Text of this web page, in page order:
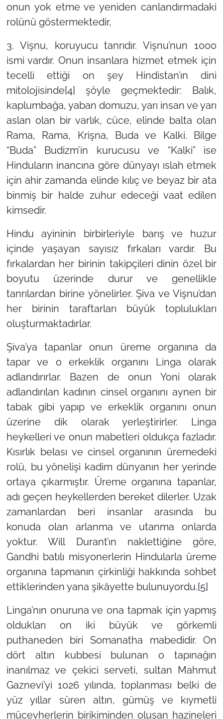
onun yok etme ve yeniden canlandırmadaki
rolünü göstermektedir,
3. Vişnu, koruyucu tanrıdır. Vişnu’nun 1000
ismi vardır. Onun insanlara hizmet etmek için
tecelli ettiği on şey Hindistan’ın dini
mitolojisinde[4] şöyle geçmektedir: Balık,
kaplumbağa, yaban domuzu, yarı insan ve yarı
aslan olan bir varlık, cüce, elinde balta olan
Rama, Rama, Krişna, Buda ve Kalki. Bilge
“Buda” Budizm’in kurucusu ve “Kalki” ise
Hinduların inancına göre dünyayı ıslah etmek
için ahir zamanda elinde kılıç ve beyaz bir ata
binmiş bir halde zuhur edeceği vaat edilen
kimsedir.
Hindu ayininin birbirleriyle barış ve huzur
içinde yaşayan sayısız fırkaları vardır. Bu
fırkalardan her birinin takipçileri dinin özel bir
boyutu üzerinde durur ve genellikle
tanrılardan birine yönelirler. Şiva ve Vişnu’dan
her birinin taraftarları büyük toplulukları
oluşturmaktadırlar.
Şiva’ya tapanlar onun üreme organına da
tapar ve o erkeklik organını Linga olarak
adlandırırlar. Bazen de onun Yoni olarak
adlandırılan kadının cinsel organını aynen bir
tabak gibi yapıp ve erkeklik organını onun
üzerine dik olarak yerleştirirler. Linga
heykelleri ve onun mabetleri oldukça fazladır.
Kısırlık belası ve cinsel organının üremedeki
rolü, bu yönelişi kadim dünyanın her yerinde
ortaya çıkarmıştır. Üreme organına tapanlar,
adı geçen heykellerden bereket dilerler. Uzak
zamanlardan beri insanlar arasında bu
konuda olan arlanma ve utanma onlarda
yoktur. Will Durant’ın naklettiğine göre,
Gandhi batılı misyonerlerin Hindularla üreme
organına tapmanın çirkinliği hakkında sohbet
ettiklerinden yana şikâyette bulunuyordu.[5]
Linga’nın onuruna ve ona tapmak için yapmış
oldukları on iki büyük ve görkemli
puthaneden biri Somanatha mabedidir. On
dört altın kubbesi bulunan o tapınağın
inanılmaz ve çekici serveti, sultan Mahmut
Gaznevi’yi 1026 yılında, toplanması belki de
yüz yıllar süren altın, gümüş ve kıymetli
mücevherlerin birikiminden oluşan hazineleri